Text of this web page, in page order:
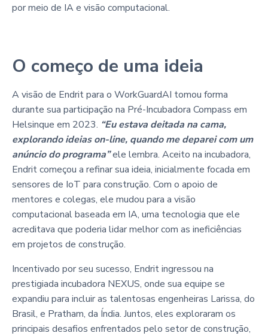
por meio de IA e visão computacional.
O começo de uma ideia
A visão de Endrit para o WorkGuardAI tomou forma
durante sua participação na Pré-Incubadora Compass em
Helsinque em 2023. “Eu estava deitada na cama,
explorando ideias on-line, quando me deparei com um
anúncio do programa”ele lembra. Aceito na incubadora,
Endrit começou a refinar sua ideia, inicialmente focada em
sensores de IoT para construção. Com o apoio de
mentores e colegas, ele mudou para a visão
computacional baseada em IA, uma tecnologia que ele
acreditava que poderia lidar melhor com as ineficiências
em projetos de construção.
Incentivado por seu sucesso, Endrit ingressou na
prestigiada incubadora NEXUS, onde sua equipe se
expandiu para incluir as talentosas engenheiras Larissa, do
Brasil, e Pratham, da Índia. Juntos, eles exploraram os
principais desafios enfrentados pelo setor de construção,